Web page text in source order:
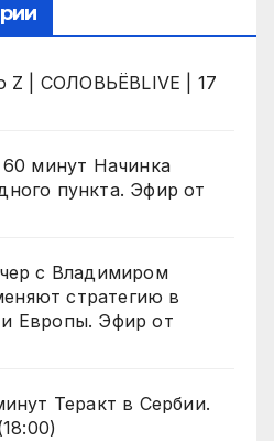
Z | СОЛОВЬЁВLIVE | 17
60 минут Начинка
пункта. Эфир от
с Владимиром
стратегию в
Европы. Эфир от
Теракт в Сербии.